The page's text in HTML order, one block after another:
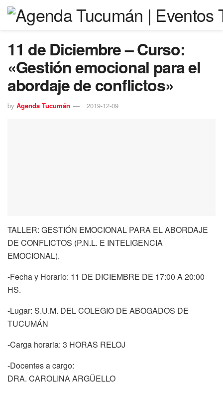
11 de Diciembre – Curso:
«Gestión emocional para el
abordaje de conflictos»
by Agenda Tucumán 2019-12-09
TALLER: GESTIÓN EMOCIONAL PARA EL ABORDAJE
DE CONFLICTOS (P.N.L. E INTELIGENCIA
EMOCIONAL).
-Fecha y Horario: 11 DE DICIEMBRE DE 17:00 A 20:00
HS.
-Lugar: S.U.M. DEL COLEGIO DE ABOGADOS DE
TUCUMÁN
-Carga horaria: 3 HORAS RELOJ
-Docentes a cargo:
DRA. CAROLINA ARGÜELLO